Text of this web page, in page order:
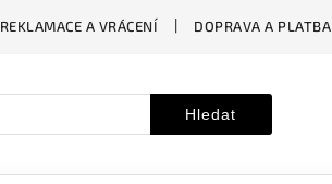
REKLAMACE A VRÁCENÍ DOPRAVA A PLATBA
Hledat